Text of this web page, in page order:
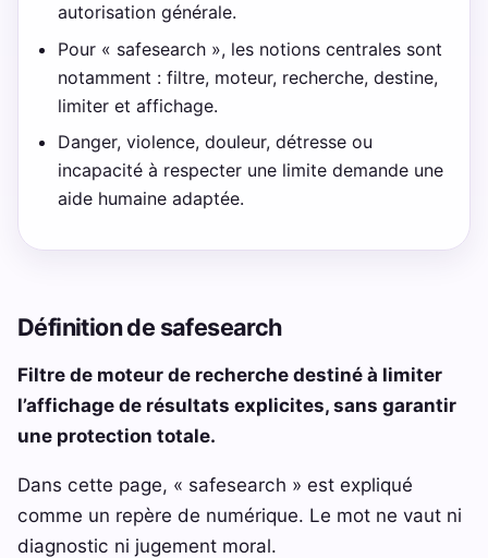
autorisation générale.
Pour « safesearch », les notions centrales sont
notamment : filtre, moteur, recherche, destine,
limiter et affichage.
Danger, violence, douleur, détresse ou
incapacité à respecter une limite demande une
aide humaine adaptée.
Définition de safesearch
Filtre de moteur de recherche destiné à limiter
l’affichage de résultats explicites, sans garantir
une protection totale.
Dans cette page, « safesearch » est expliqué
comme un repère de numérique. Le mot ne vaut ni
diagnostic ni jugement moral.